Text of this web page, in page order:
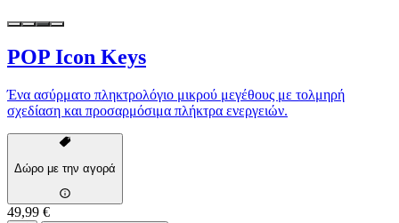
POP Icon Keys
Ένα ασύρματο πληκτρολόγιο μικρού μεγέθους με τολμηρή
σχεδίαση και προσαρμόσιμα πλήκτρα ενεργειών.
Δώρο με την αγορά
49,99 €